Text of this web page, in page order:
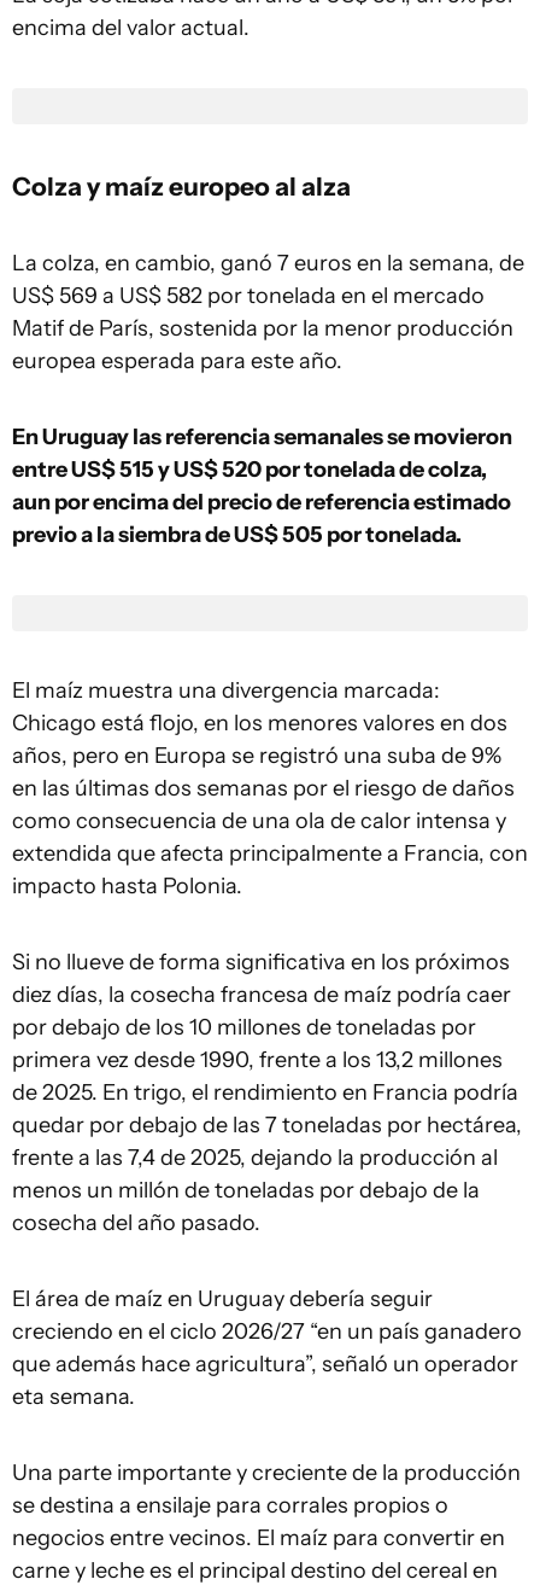
encima del valor actual.
Colza y maíz europeo al alza
La colza, en cambio, ganó 7 euros en la semana, de
US$ 569 a US$ 582 por tonelada en el mercado
Matif de París, sostenida por la menor producción
europea esperada para este año.
En Uruguay las referencia semanales se movieron
entre US$ 515 y US$ 520 por tonelada de colza,
aun por encima del precio de referencia estimado
previo a la siembra de US$ 505 por tonelada.
El maíz muestra una divergencia marcada:
Chicago está flojo, en los menores valores en dos
años, pero en Europa se registró una suba de 9%
en las últimas dos semanas por el riesgo de daños
como consecuencia de una ola de calor intensa y
extendida que afecta principalmente a Francia, con
impacto hasta Polonia.
Si no llueve de forma significativa en los próximos
diez días, la cosecha francesa de maíz podría caer
por debajo de los 10 millones de toneladas por
primera vez desde 1990, frente a los 13,2 millones
de 2025. En trigo, el rendimiento en Francia podría
quedar por debajo de las 7 toneladas por hectárea,
frente a las 7,4 de 2025, dejando la producción al
menos un millón de toneladas por debajo de la
cosecha del año pasado.
El área de maíz en Uruguay debería seguir
creciendo en el ciclo 2026/27 “en un país ganadero
que además hace agricultura”, señaló un operador
eta semana.
Una parte importante y creciente de la producción
se destina a ensilaje para corrales propios o
negocios entre vecinos. El maíz para convertir en
carne y leche es el principal destino del cereal en